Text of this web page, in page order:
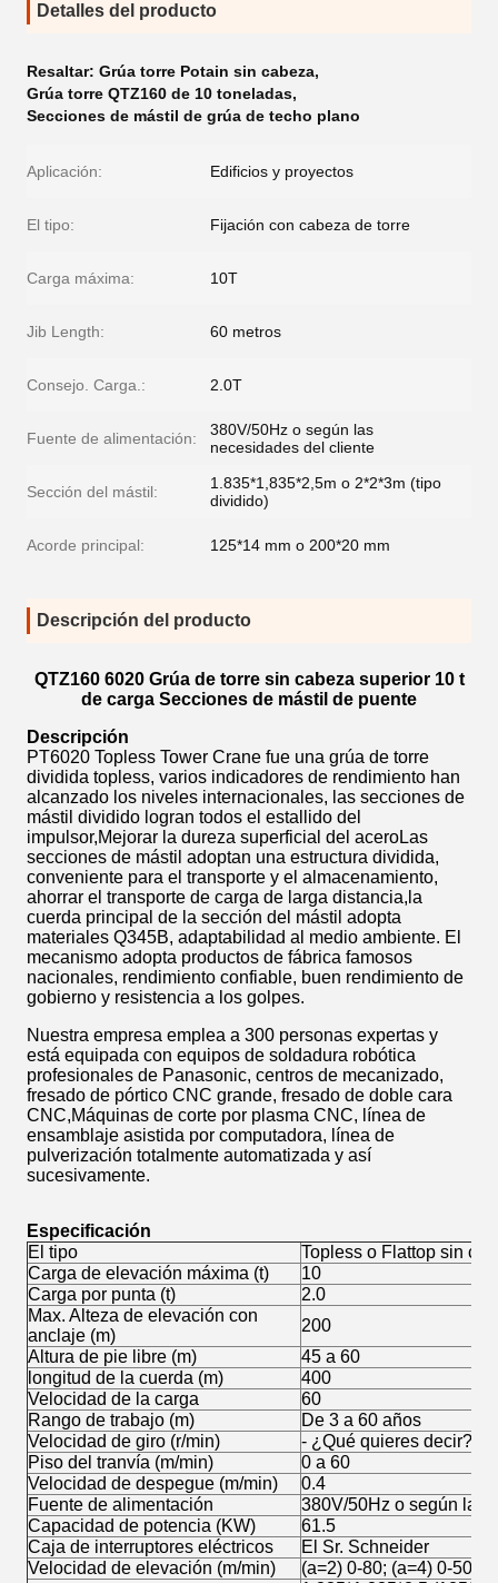
Detalles del producto
Resaltar: Grúa torre Potain sin cabeza,
Grúa torre QTZ160 de 10 toneladas,
Secciones de mástil de grúa de techo plano
Aplicación: Edificios y proyectos
El tipo: Fijación con cabeza de torre
Carga máxima: 10T
Jib Length: 60 metros
Consejo. Carga.: 2.0T
Fuente de alimentación:
380V/50Hz o según las
necesidades del cliente
Sección del mástil:
1.835*1,835*2,5m o 2*2*3m (tipo
dividido)
Acorde principal: 125*14 mm o 200*20 mm
Descripción del producto
QTZ160 6020 Grúa de torre sin cabeza superior 10 t
de carga Secciones de mástil de puente
Descripción
PT6020 Topless Tower Crane fue una grúa de torre
dividida topless, varios indicadores de rendimiento han
alcanzado los niveles internacionales, las secciones de
mástil dividido logran todos el estallido del
impulsor,Mejorar la dureza superficial del aceroLas
secciones de mástil adoptan una estructura dividida,
conveniente para el transporte y el almacenamiento,
ahorrar el transporte de carga de larga distancia,la
cuerda principal de la sección del mástil adopta
materiales Q345B, adaptabilidad al medio ambiente. El
mecanismo adopta productos de fábrica famosos
nacionales, rendimiento confiable, buen rendimiento de
gobierno y resistencia a los golpes.
Nuestra empresa emplea a 300 personas expertas y
está equipada con equipos de soldadura robótica
profesionales de Panasonic, centros de mecanizado,
fresado de pórtico CNC grande, fresado de doble cara
CNC,Máquinas de corte por plasma CNC, línea de
ensamblaje asistida por computadora, línea de
pulverización totalmente automatizada y así
sucesivamente.
Especificación
El tipo
Topless o Flattop sin
Carga de elevación máxima (t)
10
Carga por punta (t)
2.0
Max. Alteza de elevación con
anclaje (m)
200
Altura de pie libre (m)
45 a 60
longitud de la cuerda (m)
400
Velocidad de la carga
60
Rango de trabajo (m)
De 3 a 60 años
Velocidad de giro (r/min)
- ¿Qué quieres decir?6
Piso del tranvía (m/min)
0 a 60
Velocidad de despegue (m/min)
0.4
Fuente de alimentación
380V/50Hz o según las
Capacidad de potencia (KW)
61.5
Caja de interruptores eléctricos
El Sr. Schneider
Velocidad de elevación (m/min)
(a=2) 0-80; (a=4) 0-50